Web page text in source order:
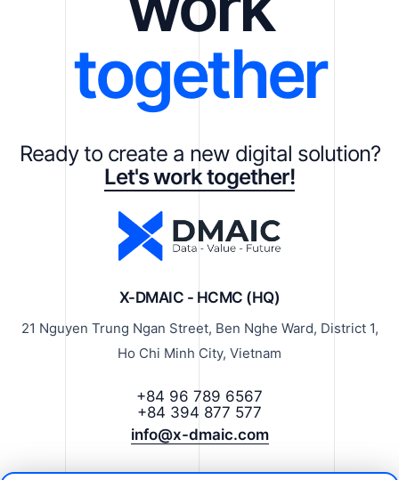
together
Ready to create a new digital solution?
Let's work together!
X-DMAIC - HCMC (HQ)
21 Nguyen Trung Ngan Street, Ben Nghe Ward, District 1,
Ho Chi Minh City, Vietnam
+84 96 789 6567
+84 394 877 577
info@x-dmaic.com